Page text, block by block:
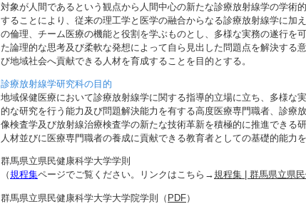
対象が人間であるという観点から人間中心の新たな診療放射線学の学術
することにより、従来の理工学と医学の融合からなる診療放射線学に加
の倫理、チーム医療の機能と役割を学ぶものとし、多様な実務の遂行を
た論理的な思考及び柔軟な発想によって自ら見出した問題点を解決する
び地域社会へ貢献できる人材を育成することを目的とする。
診療放射線学研究科の目的
地域保健医療において診療放射線学に関する指導的立場に立ち、多様な
的な研究を行う能力及び問題解決能力を有する高度医療専門職者、診療
像検査学及び放射線治療検査学の新たな技術革新を積極的に推進できる
人材並びに医療専門職者の養成に貢献できる教育者としての基礎的能力
群馬県立県民健康科学大学学則
（規程集ページでご覧ください。リンクはこちら→ 規程集 | 群馬県立県
群馬県立県民健康科学大学大学院学則（ PDF）